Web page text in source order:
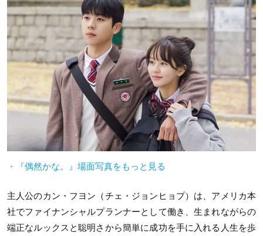
・『偶然かな。』場面写真をもっと見る
主人公のカン・フヨン（チェ・ジョンヒョプ）は、アメリカ本
社でファイナンシャルプランナーとして働き、生まれながらの
端正なルックスと聡明さから簡単に成功を手に入れる人生を歩